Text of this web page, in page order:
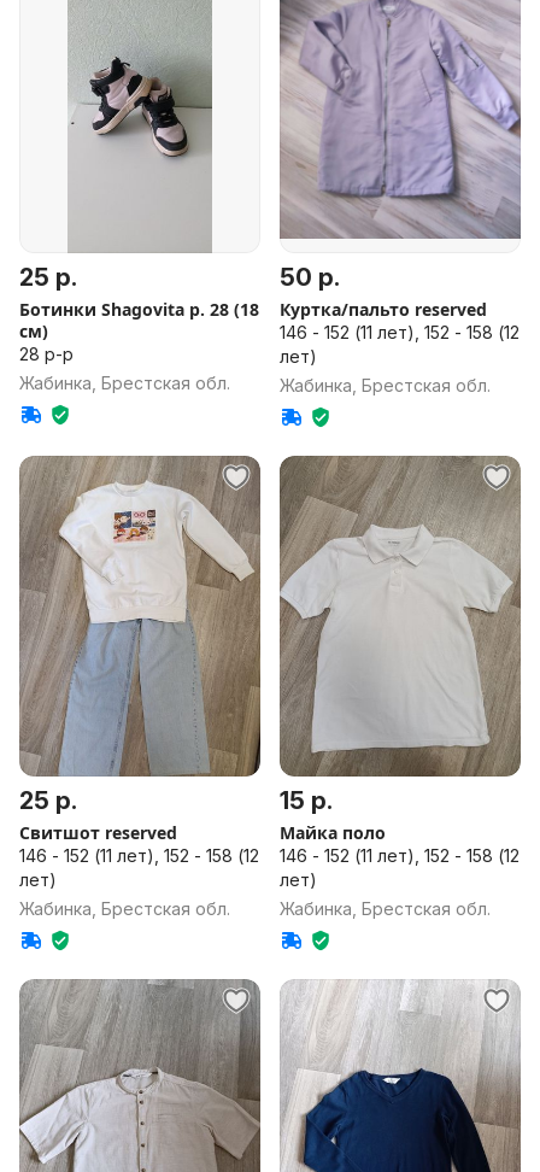
25 р.
Ботинки Shagovita р. 28 (18
см)
28 р-р
Жабинка, Брестская обл.
50 р.
Куртка/пальто reserved
146 - 152 (11 лет), 152 - 158 (12
лет)
Жабинка, Брестская обл.
25 р.
Свитшот reserved
146 - 152 (11 лет), 152 - 158 (12
лет)
Жабинка, Брестская обл.
15 р.
Майка поло
146 - 152 (11 лет), 152 - 158 (12
лет)
Жабинка, Брестская обл.